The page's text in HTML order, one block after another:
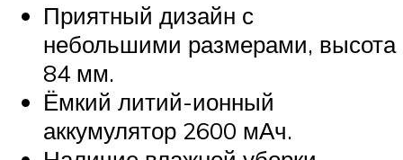
Приятный дизайн с
небольшими размерами, высота
84 мм.
Ёмкий литий-ионный
аккумулятор 2600 мАч.